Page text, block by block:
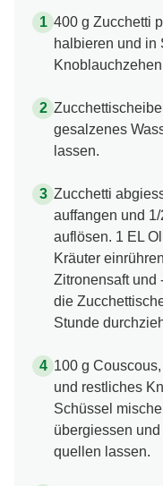
400 g Zucchetti
halbieren und in
gesalzenes
lassen.
Zucchetti
auffangen und
auflösen. 1 EL
Kräuter
Zitronensaft und
die
Stunde
100 g
und restliches
Schüssel
übergiessen
quellen lassen.